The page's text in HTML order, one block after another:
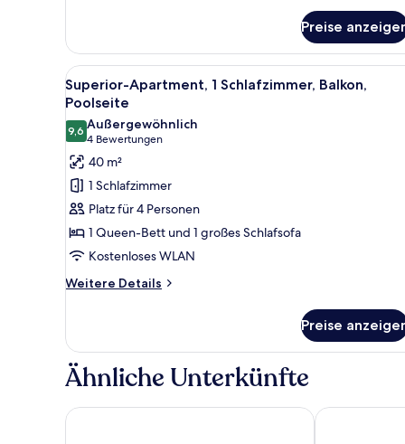
1
Schlafzimmer,
Balkon,
Meerblick
Preise
Alle
Fotos
für
Superior-
Apartment,
Schlafzimmer,
Balkon,
Poolseite
anzeigen
Ein Hotelzimmer mit einem
9
Superior-Apartment, 1 Schlafzimmer, Balkon,
Poolseite
9,69,6 von 10
Außergewöhnlich
4 Bewertungen
(4
Bewertungen)
40 m²
1 Schlafzimmer
Platz für 4 Personen
1 Queen-Bett und 1 großes Schlafsofa
Kostenloses WLAN
Weitere Details
Weitere
Apartment,
Schlafzimmer,
Poolseite
Preise
Ähnliche Unterkünfte
Grupotel Rocador Hotel Cala